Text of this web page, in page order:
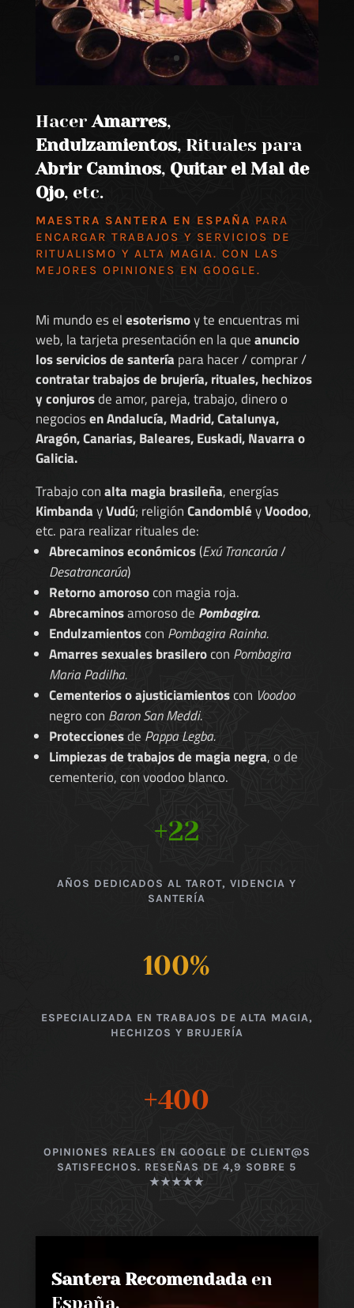
Hacer Amarres,
Endulzamientos, Rituales para
Abrir Caminos, Quitar el Mal de
Ojo, etc.
MAESTRA SANTERA EN ESPAÑA PARA
ENCARGAR TRABAJOS Y SERVICIOS DE
RITUALISMO Y ALTA MAGIA. CON LAS
MEJORES OPINIONES EN GOOGLE.
Mi mundo es elesoterismoy te encuentras mi
web, la tarjeta presentación en la queanuncio
los servicios de santería para hacer / comprar /
contratar trabajos de brujería, rituales, hechizos
y conjurosde amor, pareja, trabajo, dinero o
negociosen Andalucía, Madrid, Catalunya,
Aragón, Canarias, Baleares, Euskadi, Navarra o
Galicia.
Trabajo conalta magia brasileña, energías
KimbandayVudú; religiónCandombléyVoodoo,
etc. para realizar rituales de:
Abrecaminos económicos(Exú Trancarúa/
Desatrancarúa)
Retorno amorosocon magia roja.
Abrecaminosamoroso de Pombagira.
Endulzamientoscon Pombagira Rainha.
Amarres sexuales brasilerocon Pombagira
Maria Padilha.
Cementerios o ajusticiamientoscon Voodoo
negro con Baron San Meddi.
Proteccionesde Pappa Legba.
Limpiezas de trabajos de magia negra, o de
cementerio, con voodoo blanco.
+22
AÑOS DEDICADOS AL TAROT, VIDENCIA Y
SANTERÍA
100%
ESPECIALIZADA EN TRABAJOS DE ALTA MAGIA,
HECHIZOS Y BRUJERÍA
+400
OPINIONES REALES EN GOOGLE DE CLIENT@S
SATISFECHOS. RESEÑAS DE 4,9 SOBRE 5
★★★★★
Santera Recomendadaen
España,